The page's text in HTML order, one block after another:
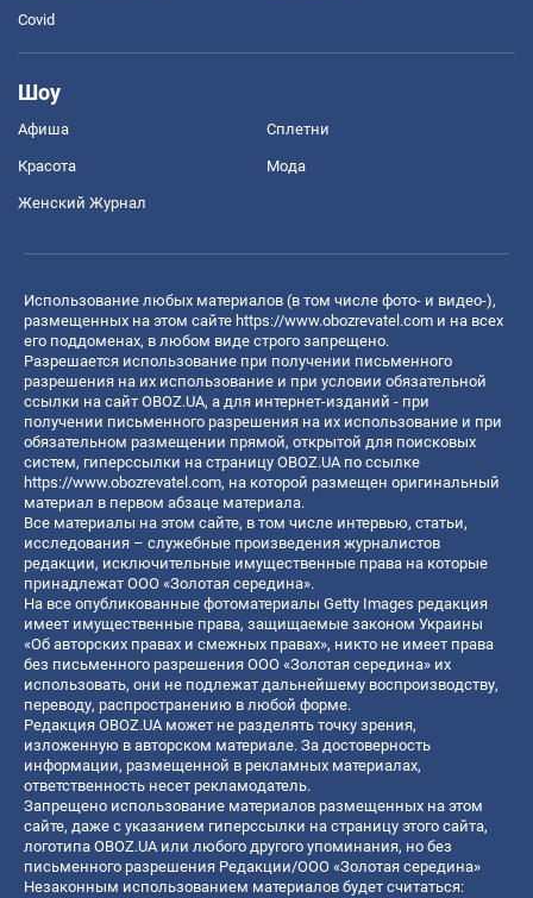
Covid
Шоу
Афиша Сплетни
Красота Мода
Женский Журнал
Использование любых материалов (в том числе фото- и видео-),
размещенных на этом сайте https://www.obozrevatel.com и на всех
его поддоменах, в любом виде строго запрещено.
Разрешается использование при получении письменного
разрешения на их использование и при условии обязательной
ссылки на сайт OBOZ.UA, а для интернет-изданий - при
получении письменного разрешения на их использование и при
обязательном размещении прямой, открытой для поисковых
систем, гиперссылки на страницу OBOZ.UA по ссылке
https://www.obozrevatel.com, на которой размещен оригинальный
материал в первом абзаце материала.
Все материалы на этом сайте, в том числе интервью, статьи,
исследования – служебные произведения журналистов
редакции, исключительные имущественные права на которые
принадлежат ООО «Золотая середина».
На все опубликованные фотоматериалы Getty Images редакция
имеет имущественные права, защищаемые законом Украины
«Об авторских правах и смежных правах», никто не имеет права
без письменного разрешения ООО «Золотая середина» их
использовать, они не подлежат дальнейшему воспроизводству,
переводу, распространению в любой форме.
Редакция OBOZ.UA может не разделять точку зрения,
изложенную в авторском материале. За достоверность
информации, размещенной в рекламных материалах,
ответственность несет рекламодатель.
Запрещено использование материалов размещенных на этом
сайте, даже с указанием гиперссылки на страницу этого сайта,
логотипа OBOZ.UA или любого другого упоминания, но без
письменного разрешения Редакции/ООО «Золотая середина»
Незаконным использованием материалов будет считаться: